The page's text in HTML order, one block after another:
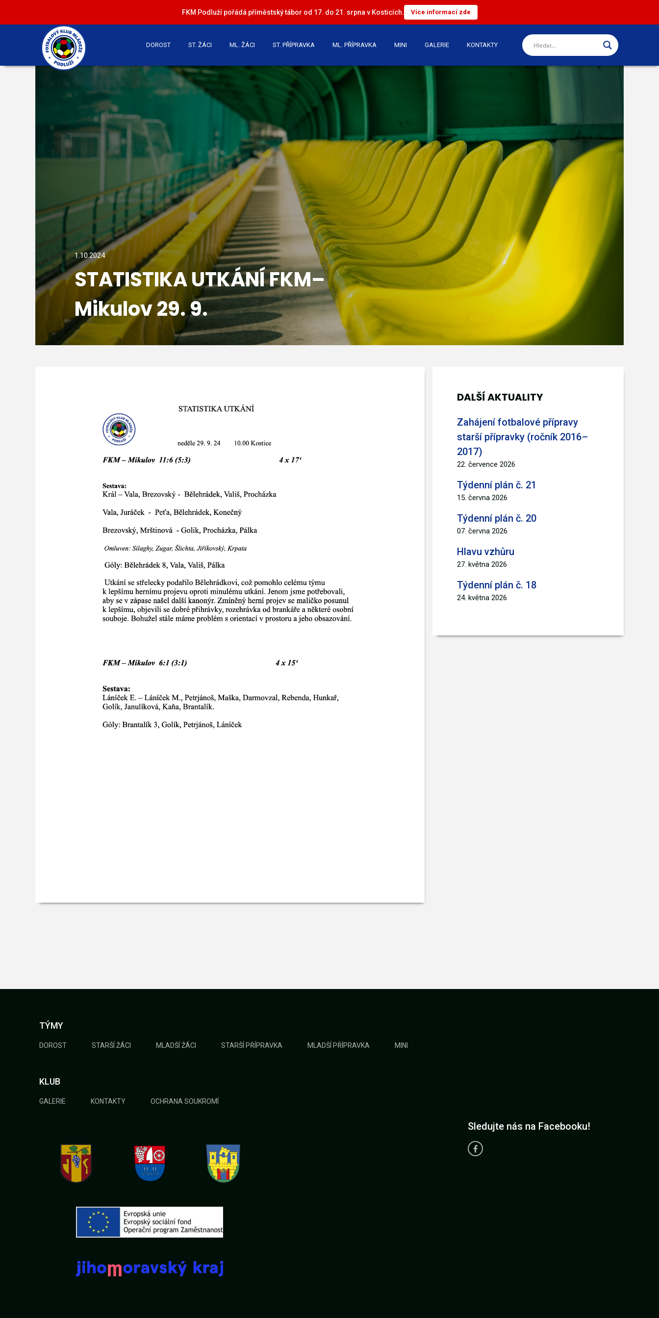
FKM Podluží pořádá příměstský tábor od 17. do 21. srpna v Kosticích. Více informací zde
DOROST ST. ŽÁCI ML. ŽÁCI ST. PŘÍPRAVKA ML. PŘÍPRAVKA MINI GALERIE KONTAKTY
1.10.2024
STATISTIKA UTKÁNÍ FKM–
Mikulov 29. 9.
DALŠÍ AKTUALITY
Zahájení fotbalové přípravy
starší přípravky (ročník 2016–
2017)
22. července 2026
Týdenní plán č. 21
15. června 2026
Týdenní plán č. 20
07. června 2026
Hlavu vzhůru
27. května 2026
Týdenní plán č. 18
24. května 2026
TÝMY
DOROST STARŠÍ ŽÁCI MLADŠÍ ŽÁCI STARŠÍ PŘÍPRAVKA MLADŠÍ PŘÍPRAVKA MINI
KLUB
GALERIE KONTAKTY OCHRANA SOUKROMÍ
Sledujte nás na Facebooku!